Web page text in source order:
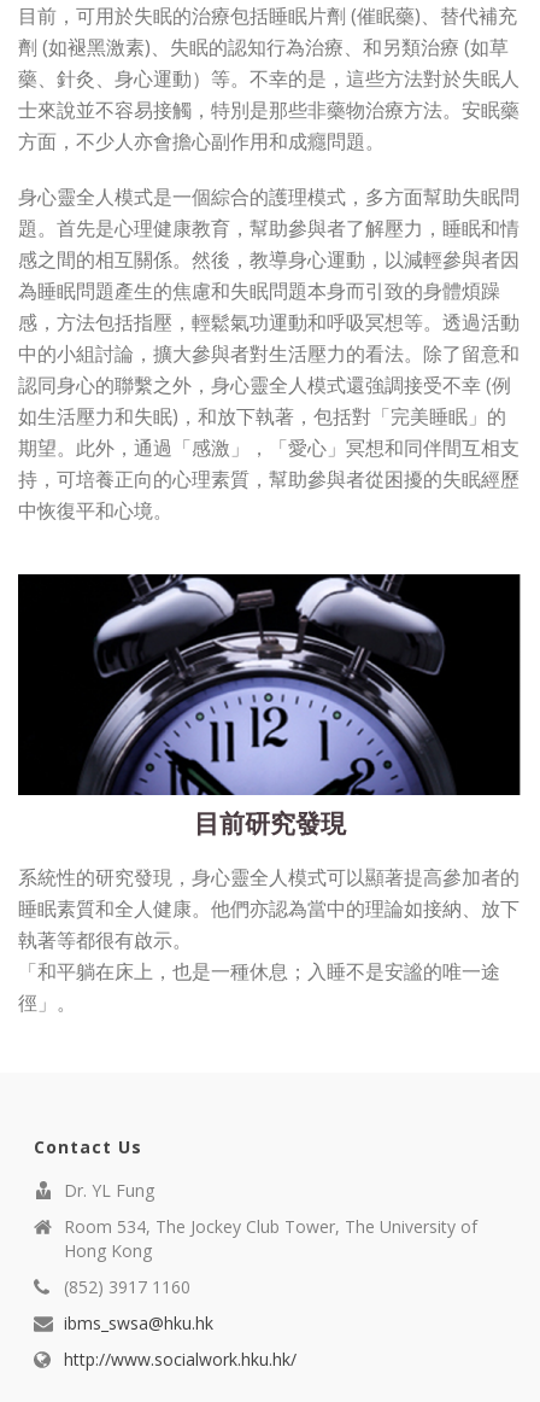
目前，可用於失眠的治療包括睡眠片劑 (催眠藥)、替代補充
劑 (如褪黑激素)、失眠的認知行為治療、和另類治療 (如草
藥、針灸、身心運動）等。不幸的是，這些方法對於失眠人
士來說並不容易接觸，特別是那些非藥物治療方法。安眠藥
方面，不少人亦會擔心副作用和成癮問題。
身心靈全人模式是一個綜合的護理模式，多方面幫助失眠問
題。首先是心理健康教育，幫助參與者了解壓力，睡眠和情
感之間的相互關係。然後，教導身心運動，以減輕參與者因
為睡眠問題產生的焦慮和失眠問題本身而引致的身體煩躁
感，方法包括指壓，輕鬆氣功運動和呼吸冥想等。透過活動
中的小組討論，擴大參與者對生活壓力的看法。除了留意和
認同身心的聯繫之外，身心靈全人模式還強調接受不幸 (例
如生活壓力和失眠)，和放下執著，包括對「完美睡眠」的
期望。此外，通過「感激」，「愛心」冥想和同伴間互相支
持，可培養正向的心理素質，幫助參與者從困擾的失眠經歷
中恢復平和心境。
目前研究發現
系統性的研究發現，身心靈全人模式可以顯著提高參加者的
睡眠素質和全人健康。他們亦認為當中的理論如接納、放下
執著等都很有啟示。
「和平躺在床上，也是一種休息；入睡不是安謐的唯一途
徑」。
Contact Us
Dr. YL Fung
Room 534, The Jockey Club Tower, The University of
Hong Kong
(852) 3917 1160
ibms_swsa@hku.hk
http://www.socialwork.hku.hk/